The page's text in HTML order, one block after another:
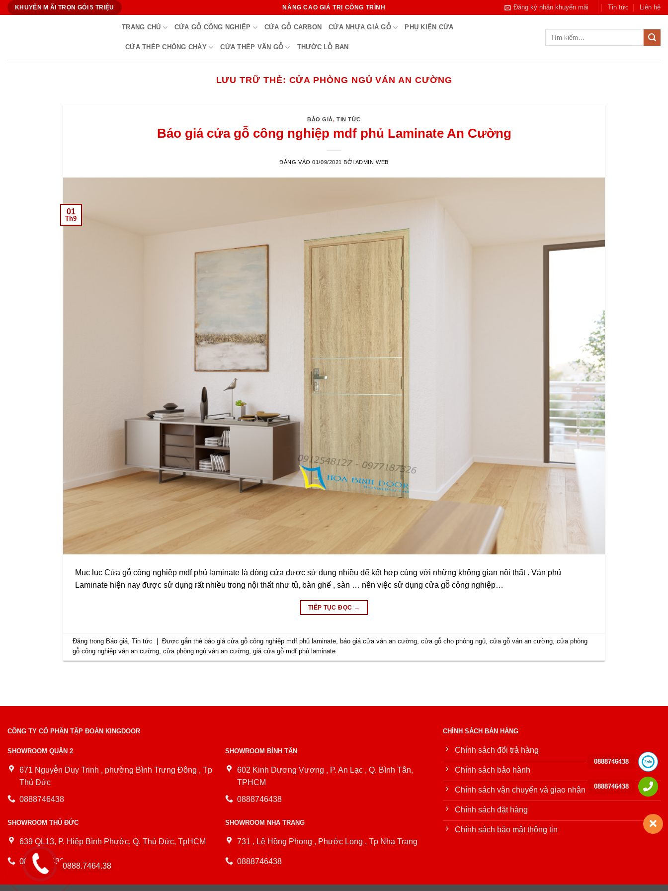
Bỏ
KHUYẾN M ÃI TRỌN GÓI 5 TRIỆU NÂNG CAO GIÁ TRỊ CÔNG TRÌNH Đăng ký nhận khuyến mãi Tin tức Liên hệ
TRANG CHỦ CỬA GỖ CÔNG NGHIỆP CỬA GỖ CARBON CỬA NHỰA GIẢ GỖ PHỤ KIỆN CỬA
CỬA THÉP CHỐNG CHÁY CỬA THÉP VÂN GỖ THƯỚC LỖ BAN
LƯU TRỮ THẺ: CỬA PHÒNG NGỦ VÁN AN CƯỜNG
BÁO GIÁ,TIN TỨC
Báo giá cửa gỗ công nghiệp mdf phủ Laminate An Cường
ĐĂNG VÀO01/09/2021 BỞI ADMIN WEB
01
Th9
Mục lục Cửa gỗ công nghiệp mdf phủ laminate là dòng cửa được sử dụng nhiều để kết hợp cùng với những không gian nội thất . Ván phủ
Laminate hiện nay được sử dụng rất nhiều trong nội thất như tủ, bàn ghế , sàn … nên việc sử dụng cửa gỗ công nghiệp…
TIẾP TỤC ĐỌC →
Đăng trong Báo giá,Tin tức Được gắn thẻ báo giá cửa gỗ công nghiệp mdf phủ laminate, báo giá cửa ván an cường,cửa gỗ cho phòng ngủ,cửa gỗ ván an cường,cửa phòng
gỗ công nghiệp ván an cường,cửa phòng ngủ ván an cường,giá cửa gỗ mdf phủ laminate
CÔNG TY CỔ PHẦN TẬP ĐOÀN KINGDOOR
SHOWROOM QUẬN 2
671 Nguyễn Duy Trinh , phường Bình Trưng Đông , Tp
Thủ Đức
0888746438
SHOWROOM THỦ ĐỨC
639 QL13, P. Hiệp Bình Phước, Q. Thủ Đức, TpHCM
0888746438
SHOWROOM BÌNH TÂN
602 Kinh Dương Vương , P. An Lạc , Q. Bình Tân,
TPHCM
0888746438
SHOWROOM NHA TRANG
731 , Lê Hồng Phong , Phước Long , Tp Nha Trang
0888746438
CHÍNH SÁCH BÁN HÀNG
Chính sách đổi trả hàng
Chính sách bảo hành
Chính sách vận chuyển và giao nhận
Chính sách đặt hàng
Chính sách bảo mật thông tin
0888.7464.38
0888746438
0888746438